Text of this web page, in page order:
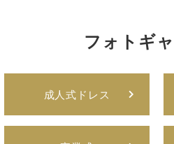
フォトギ
成人式ドレス